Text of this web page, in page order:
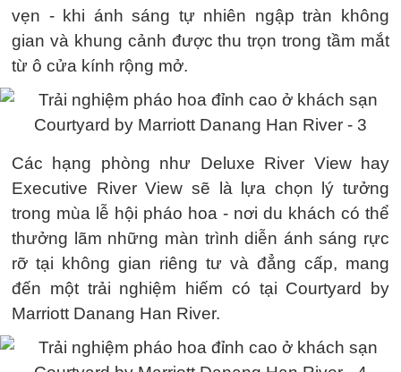
vẹn - khi ánh sáng tự nhiên ngập tràn không
gian và khung cảnh được thu trọn trong tầm mắt
từ ô cửa kính rộng mở.
Các hạng phòng như Deluxe River View hay
Executive River View sẽ là lựa chọn lý tưởng
trong mùa lễ hội pháo hoa - nơi du khách có thể
thưởng lãm những màn trình diễn ánh sáng rực
rỡ tại không gian riêng tư và đẳng cấp, mang
đến một trải nghiệm hiếm có tại Courtyard by
Marriott Danang Han River.